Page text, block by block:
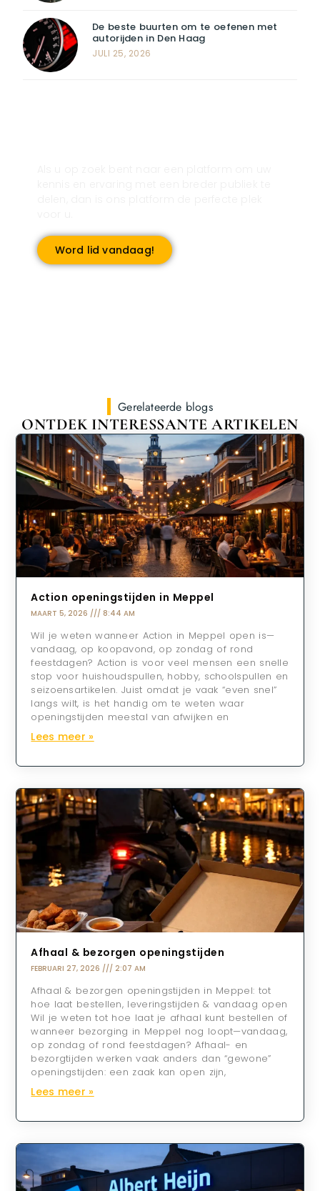
De beste buurten om te oefenen met
autorijden in Den Haag
JULI 25, 2026
Word lid vandaag!
Gerelateerde blogs
ONTDEK INTERESSANTE ARTIKELEN
Action openingstijden in Meppel
MAART 5, 2026 8:44 AM
Wil je weten wanneer Action in Meppel open is—
vandaag, op koopavond, op zondag of rond
feestdagen? Action is voor veel mensen een snelle
stop voor huishoudspullen, hobby, schoolspullen en
seizoensartikelen. Juist omdat je vaak “even snel”
langs wilt, is het handig om te weten waar
openingstijden meestal van afwijken en
Lees meer »
Afhaal & bezorgen openingstijden
FEBRUARI 27, 2026 2:07 AM
Afhaal & bezorgen openingstijden in Meppel: tot
hoe laat bestellen, leveringstijden & vandaag open
Wil je weten tot hoe laat je afhaal kunt bestellen of
wanneer bezorging in Meppel nog loopt—vandaag,
op zondag of rond feestdagen? Afhaal- en
bezorgtijden werken vaak anders dan “gewone”
openingstijden: een zaak kan open zijn,
Lees meer »